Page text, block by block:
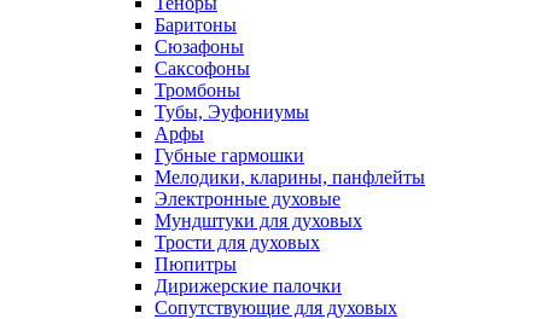
Баритоны
Сюзафоны
Саксофоны
Тромбоны
Тубы, Эуфониумы
Арфы
Губные гармошки
Мелодики, кларины, панфлейты
Электронные духовые
Мундштуки для духовых
Трости для духовых
Пюпитры
Дирижерские палочки
Сопутствующие для духовых